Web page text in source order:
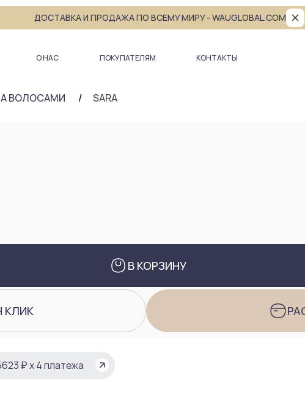
ДОСТАВКА И ПРОДАЖА ПО ВСЕМУ МИРУ - WAUGLOBAL.COM
О НАС ПОКУПАТЕЛЯМ КОНТАКТЫ
ВОЛОСАМИ SARA
В КОРЗИНУ
КЛИК
₽ х 4 платежа